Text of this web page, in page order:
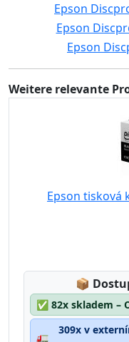
Epson
Epson
Epson
Weitere relevante
Epson tisková
📦
✅ 82x skladem –
🚛
309x v